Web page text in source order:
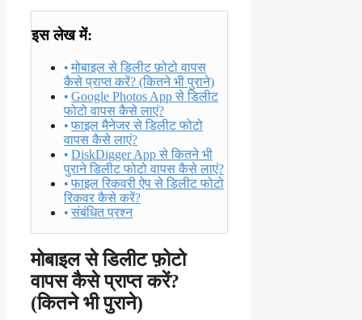
इस लेख में:
मोबाइल से डिलीट फ़ोटो वापस
कैसे प्राप्त करें? (कितने भी पुराने)
Google Photos App से डिलीट
फोटो वापस कैसे लाएं?
फाइल मैनेजर से डिलीट फोटो
वापस कैसे लाएं?
DiskDigger App से कितने भी
पुराने डिलीट फोटो वापस कैसे लाएं?
फाइल रिकवरी ऐप से डिलीट फोटो
रिकवर कैसे करें?
संबंधित प्रश्न
मोबाइल से डिलीट फ़ोटो
वापस कैसे प्राप्त करें?
(कितने भी पुराने)